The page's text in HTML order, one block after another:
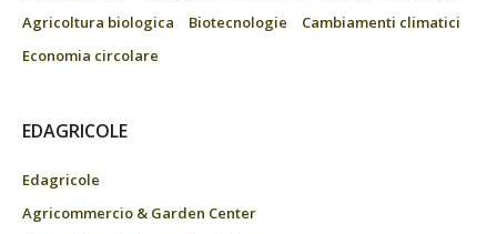
Agricoltura biologica
Biotecnologie
Cambiamenti climatici
Economia circolare
EDAGRICOLE
Edagricole
Agricommercio & Garden Center